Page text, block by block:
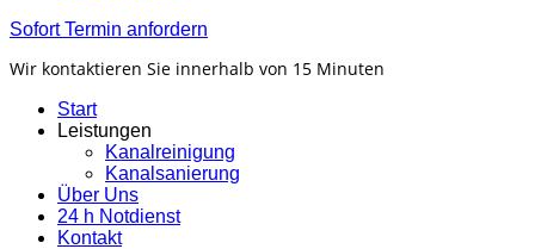
Sofort Termin anfordern
Wir kontaktieren Sie innerhalb von 15 Minuten
Start
Leistungen
Kanalreinigung
Kanalsanierung
Über Uns
24 h Notdienst
Kontakt